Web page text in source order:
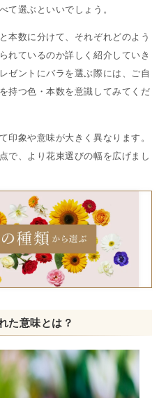
て選ぶといいでしょう。
本数に分けて、それぞれどのよう
れているのか詳しく紹介していき
ゼントにバラを選ぶ際には、ご自
持つ色・本数を意識してみてくだ
印象や意味が大きく異なります。
で、より花束選びの幅を広げまし
た意味とは？